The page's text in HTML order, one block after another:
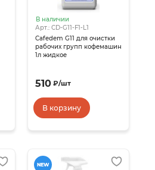
В наличии
Арт.: CD-G11-F1-L1
Cafedem G11 для очистки
рабочих групп кофемашин
1л жидкое
510 ₽/шт
В корзину
NEW